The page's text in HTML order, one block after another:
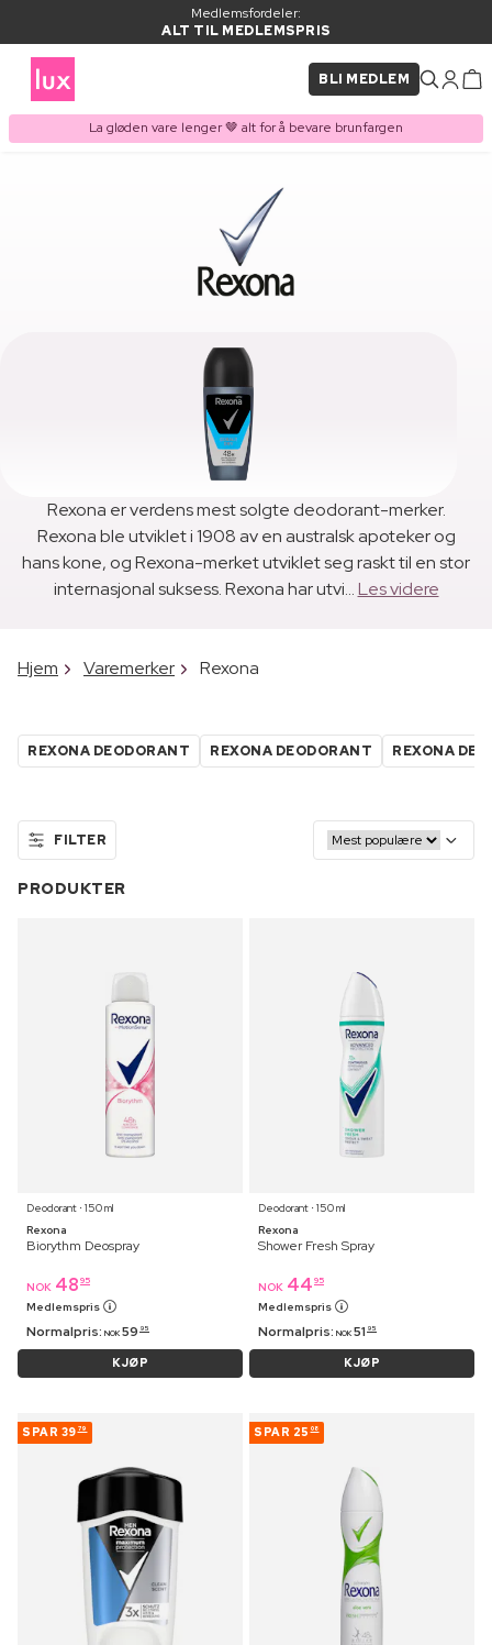
Medlemsfordeler:
ALT TIL MEDLEMSPRIS
BLI MEDLEM
La gløden vare lenger 🤎 alt for å bevare brunfargen
Rexona er verdens mest solgte deodorant-merker.
Rexona ble utviklet i 1908 av en australsk apoteker og
hans kone, og Rexona-merket utviklet seg raskt til en stor
internasjonal suksess. Rexona har utvi...Les videre
Hjem Varemerker Rexona
REXONA DEODORANT REXONA DEODORANT REXONA
FILTER
PRODUKTER
Deodorant ⋅ 150 ml
Rexona
Biorythm Deospray
NOK 48 95
Medlemspris
Normalpris: NOK 59 95
KJØP
Deodorant ⋅ 150 ml
Rexona
Shower Fresh Spray
NOK 44 95
Medlemspris
Normalpris: NOK 51 95
KJØP
SPAR 39 79 SPAR 25 08